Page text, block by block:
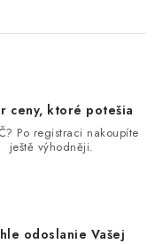
ceny, ktoré potešia
Po registraci nakoupíte
ještě výhodněji.
odoslanie Vašej